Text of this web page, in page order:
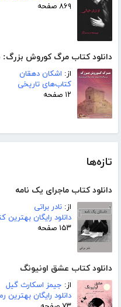
۸۶۹ صفحه
دانلود کتاب مرگ کوروش
از: اشکان دهقان
کتاب‌های تاریخی
۱۲ صفحه
تازه‌ها
دانلود کتاب ماجرای یک نامه
از: نادر براتی
دانلود رایگان
۱۵۳ صفحه
دانلود کتاب عشق اونیونگ
از: جیمز اسکارث گیل
دانلود رایگان بهترین